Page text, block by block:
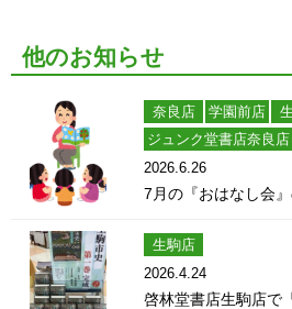
他のお知らせ
奈良店 学園前店
ジュンク堂書店奈良店
2026.6.26
7月の『おはなし会
生駒店
2026.4.24
啓林堂書店生駒店で